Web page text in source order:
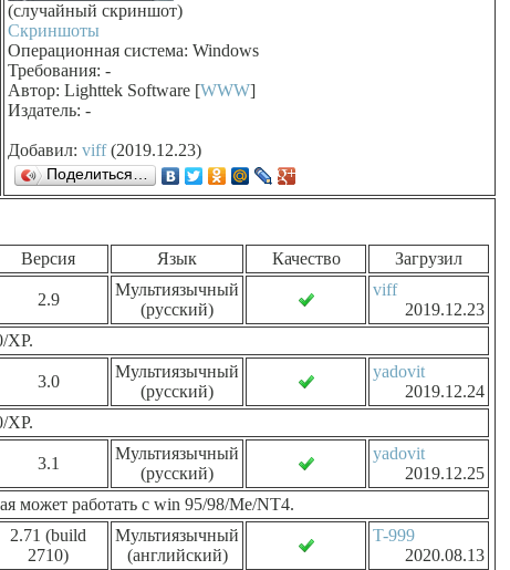
(случайный скриншот)
Скриншоты
Операционная система: Windows
Требования: -
Автор: Lighttek Software [WWW]
Издатель: -
Добавил: viff(2019.12.23)
Поделиться…
Версия Язык Качество
Загрузил
2.9
Мультиязычный
(русский)
viff
2019.12.23
XP.
3.0
Мультиязычный
(русский)
yadovit
2019.12.24
XP.
3.1
Мультиязычный
(русский)
yadovit
2019.12.25
может работать с win 95/98/Me/NT4.
2.71 (build
2710)
Мультиязычный
(английский)
T-999
2020.08.13